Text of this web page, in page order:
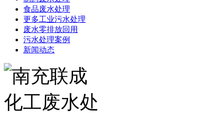
食品废水处理
更多工业污水处理
废水零排放回用
污水处理案例
新闻动态